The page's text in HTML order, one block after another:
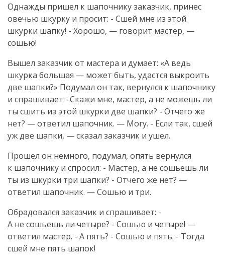
Однажды пришел к шапочнику заказчик, принес
овечью шкурку и просит: - Сшей мне из этой
шкурки шапку! - Хорошо, — говорит мастер, —
сошью!
Вышел заказчик от мастера и думает: «А ведь
шкурка большая — может быть, удастся выкроить
две шапки?» Подумал он так, вернулся к шапочнику
и спрашивает: -Скажи мне, мастер, а не можешь ли
ты сшить из этой шкурки две шапки? - Отчего же
нет? — ответил шапочник. — Могу. - Если так, сшей
уж две шапки, — сказал заказчик и ушел.
Прошел он немного, подумал, опять вернулся
к шапочнику и спросил: - Мастер, а не сошьешь ли
ты из шкурки три шапки? - Отчего же нет? —
ответил шапочник. — Сошью и три.
Обрадовался заказчик и спрашивает: -
А не сошьешь ли четыре? - Сошью и четыре! —
ответил мастер. - А пять? - Сошью и пять. - Тогда
сшей мне пять шапок!